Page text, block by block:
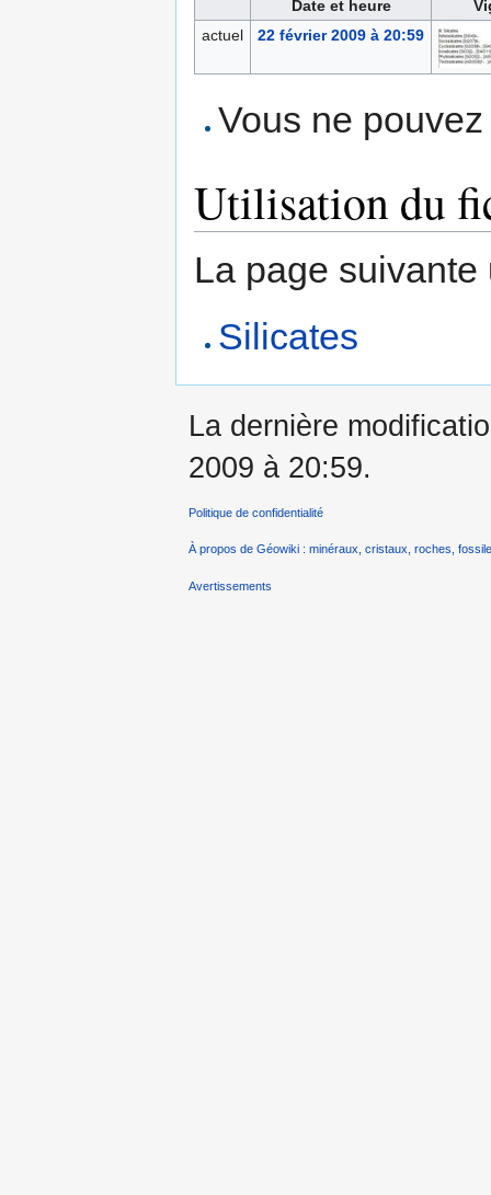
Date et heure
actuel
22 février 2009 à 20:59
Vous ne
Utilisation du
La page
Silicates
La dernière
2009 à 20:59.
Politique de confidentialité
À propos de Géowiki : minéraux, cristaux, roches,
Avertissements